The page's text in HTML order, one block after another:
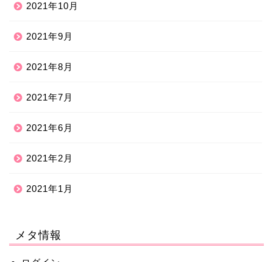
2021年10月
2021年9月
2021年8月
2021年7月
2021年6月
2021年2月
2021年1月
メタ情報